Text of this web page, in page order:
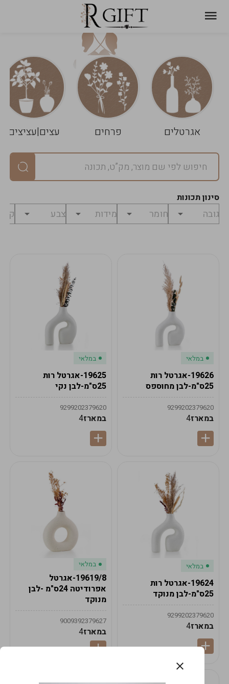
אגרטלים פרחים עצים|עציצים
סינון תכונות
במלאי
19626-אגרטל רות
25ס"מ-לבן מחוספס
9299202379620
במארז4
במלאי
19625-אגרטל רות
25ס"מ-לבן נקי
9299202379620
במארז4
במלאי
19624-אגרטל רות
25ס"מ-לבן מנוקד
9299202379620
במארז4
במלאי
19619/8-אגרטל
אפרודיטה 24ס"מ -לבן
מנוקד
9009392379627
במארז4
עגלת
שלך
ניקוי
הסל
במארז
מחיר
לפני
₪0
לתשלום